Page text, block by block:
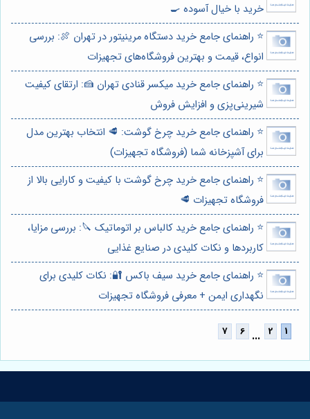
خرید با خیال آسوده 🍳
⭐️ راهنمای جامع خرید دستگاه مرینیتور در تهران 🍖: بررسی
انواع، قیمت و بهترین فروشگاه‌های تجهیزات
⭐️ راهنمای جامع خرید میکسر قنادی تهران 🍰: ارتقای کیفیت
شیرینی‌پزی و افزایش فروش
⭐️ راهنمای جامع خرید چرخ گوشت: 🥩 انتخاب بهترین مدل
برای آشپزخانه شما (فروشگاه تجهیزات)
⭐️ راهنمای جامع خرید چرخ گوشت با کیفیت و کارایی بالا از
فروشگاه تجهیزات 🥩
⭐️ راهنمای جامع خرید کالباس بر اتوماتیک 🔪: بررسی مزایا،
کاربردها و نکات کلیدی در صنایع غذایی
⭐️ راهنمای جامع خرید سیف باکس 🔐: نکات کلیدی برای
نگهداری ایمن + معرفی فروشگاه تجهیزات
...